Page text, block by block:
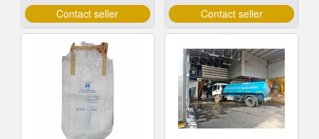
Contact seller Contact seller